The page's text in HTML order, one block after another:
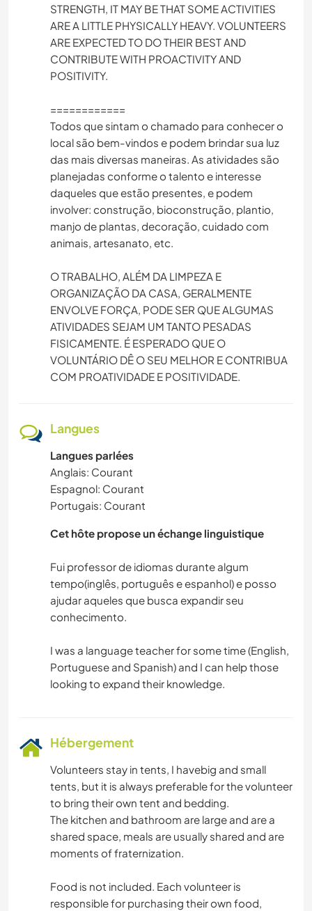
STRENGTH, IT MAY BE THAT SOME ACTIVITIES
ARE A LITTLE PHYSICALLY HEAVY. VOLUNTEERS
ARE EXPECTED TO DO THEIR BEST AND
CONTRIBUTE WITH PROACTIVITY AND
POSITIVITY.
============
Todos que sintam o chamado para conhecer o
local são bem-vindos e podem brindar sua luz
das mais diversas maneiras. As atividades são
planejadas conforme o talento e interesse
daqueles que estão presentes, e podem
involver: construção, bioconstrução, plantio,
manjo de plantas, decoração, cuidado com
animais, artesanato, etc.
O TRABALHO, ALÉM DA LIMPEZA E
ORGANIZAÇÃO DA CASA, GERALMENTE
ENVOLVE FORÇA, PODE SER QUE ALGUMAS
ATIVIDADES SEJAM UM TANTO PESADAS
FISICAMENTE. É ESPERADO QUE O
VOLUNTÁRIO DÊ O SEU MELHOR E CONTRIBUA
COM PROATIVIDADE E POSITIVIDADE.
Langues
Langues parlées
Anglais: Courant
Espagnol: Courant
Portugais: Courant
Cet hôte propose un échange linguistique
Fui professor de idiomas durante algum
tempo(inglês, português e espanhol) e posso
ajudar aqueles que busca expandir seu
conhecimento.
I was a language teacher for some time (English,
Portuguese and Spanish) and I can help those
Hébergement
Volunteers stay in tents, I havebig and small
tents, but it is always preferable for the volunteer
to bring their own tent and bedding.
The kitchen and bathroom are large and are a
shared space, meals are usually shared and are
moments of fraternization.
Food is not included. Each volunteer is
responsible for purchasing their own food,